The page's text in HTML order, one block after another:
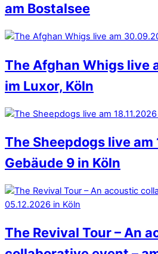
am Bostalsee
The Afghan Whigs live
im Luxor, Köln
The Sheepdogs live am
Gebäude 9 in Köln
The Revival Tour – An